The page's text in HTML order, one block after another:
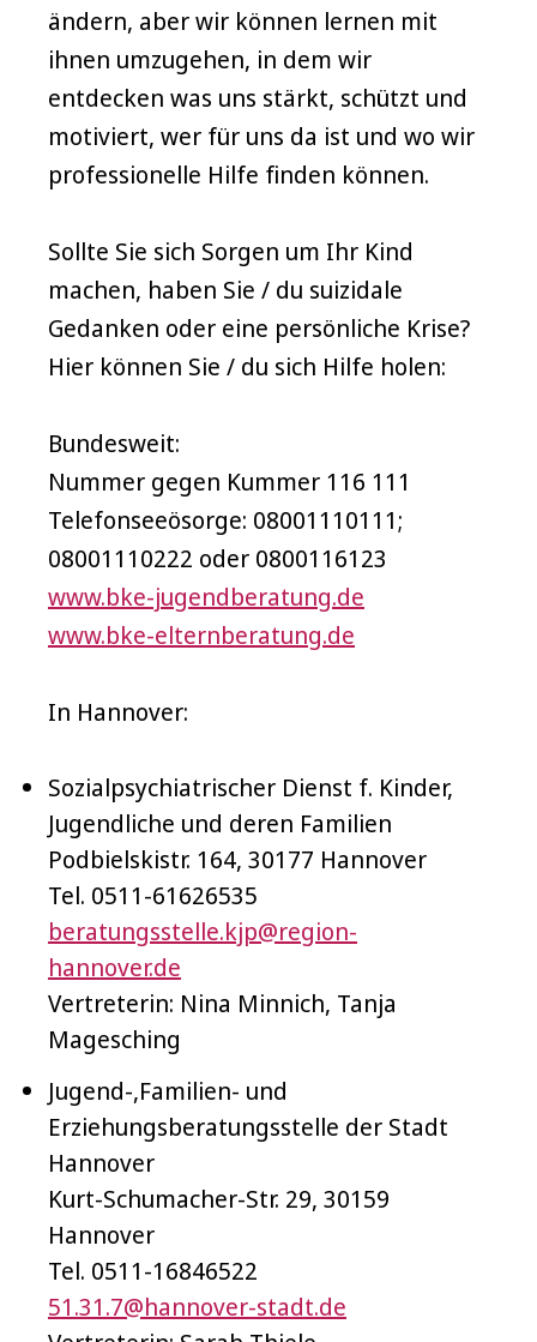
ändern, aber wir können lernen mit
ihnen umzugehen, in dem wir
entdecken was uns stärkt, schützt und
motiviert, wer für uns da ist und wo wir
professionelle Hilfe finden können.
Sollte Sie sich Sorgen um Ihr Kind
machen, haben Sie / du suizidale
Gedanken oder eine persönliche Krise?
Hier können Sie / du sich Hilfe holen:
Bundesweit:
Nummer gegen Kummer 116 111
Telefonseeösorge: 08001110111;
08001110222 oder 0800116123
www.bke-jugendberatung.de
www.bke-elternberatung.de
In Hannover:
Sozialpsychiatrischer Dienst f. Kinder,
Jugendliche und deren Familien
Podbielskistr. 164, 30177 Hannover
Tel. 0511-61626535
beratungsstelle.kjp@region-
hannover.de
Vertreterin: Nina Minnich, Tanja
Magesching
Jugend-,Familien- und
Erziehungsberatungsstelle der Stadt
Hannover
Kurt-Schumacher-Str. 29, 30159
Hannover
Tel. 0511-16846522
51.31.7@hannover-stadt.de